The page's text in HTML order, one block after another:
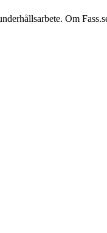
Om